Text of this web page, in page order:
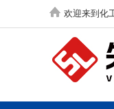
欢迎来到化